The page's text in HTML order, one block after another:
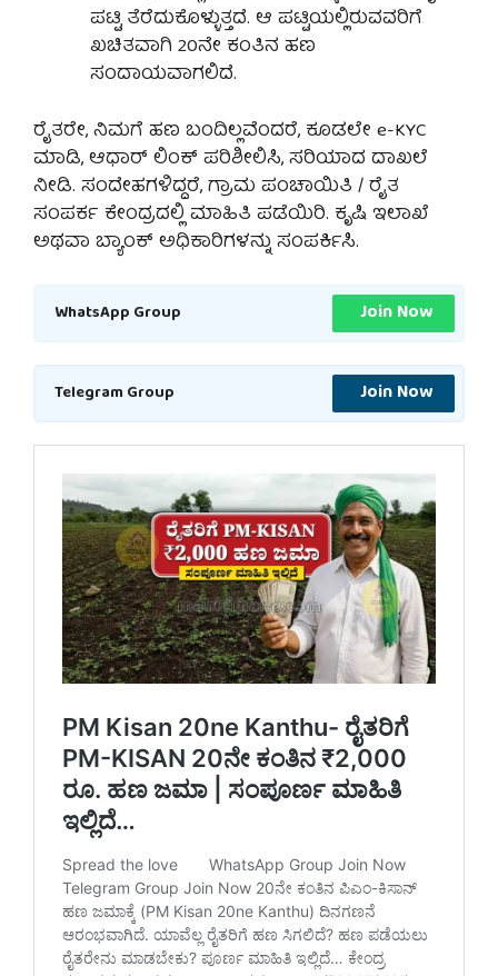
ಪಟ್ಟಿ ತೆರೆದುಕೊಳ್ಳುತ್ತದೆ. ಆ ಪಟ್ಟಿಯಲ್ಲಿರುವವರಿಗೆ
ಖಚಿತವಾಗಿ 20ನೇ ಕಂತಿನ ಹಣ
ಸಂದಾಯವಾಗಲಿದೆ.
ರೈತರೇ, ನಿಮಗೆ ಹಣ ಬಂದಿಲ್ಲವೆಂದರೆ, ಕೂಡಲೇ e-KYC
ಮಾಡಿ, ಆಧಾರ್ ಲಿಂಕ್ ಪರಿಶೀಲಿಸಿ, ಸರಿಯಾದ ದಾಖಲೆ
ನೀಡಿ. ಸಂದೇಹಗಳಿದ್ದರೆ, ಗ್ರಾಮ ಪಂಚಾಯಿತಿ / ರೈತ
ಸಂಪರ್ಕ ಕೇಂದ್ರದಲ್ಲಿ ಮಾಹಿತಿ ಪಡೆಯಿರಿ. ಕೃಷಿ ಇಲಾಖೆ
ಅಥವಾ ಬ್ಯಾಂಕ್ ಅಧಿಕಾರಿಗಳನ್ನು ಸಂಪರ್ಕಿಸಿ.
WhatsApp Group Join Now
Telegram Group Join Now